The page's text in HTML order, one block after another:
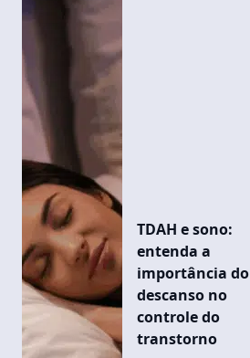
TDAH e sono:
entenda a
importância do
descanso no
controle do
transtorno